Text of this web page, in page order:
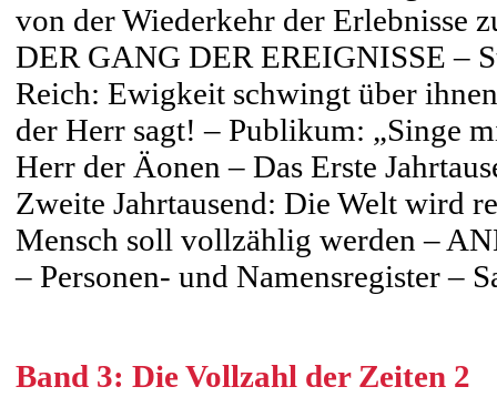
von der Wiederkehr der Erlebnisse
DER GANG DER EREIGNISSE –
Reich: Ewigkeit schwingt über
der Herr sagt! – Publikum: „Singe
Herr der Äonen – Das Erste
Zweite Jahrtausend: Die Welt wird
Mensch soll vollzählig werden –
– Personen- und Namensregister –
Band 3: Die Vollzahl der Zeiten 2